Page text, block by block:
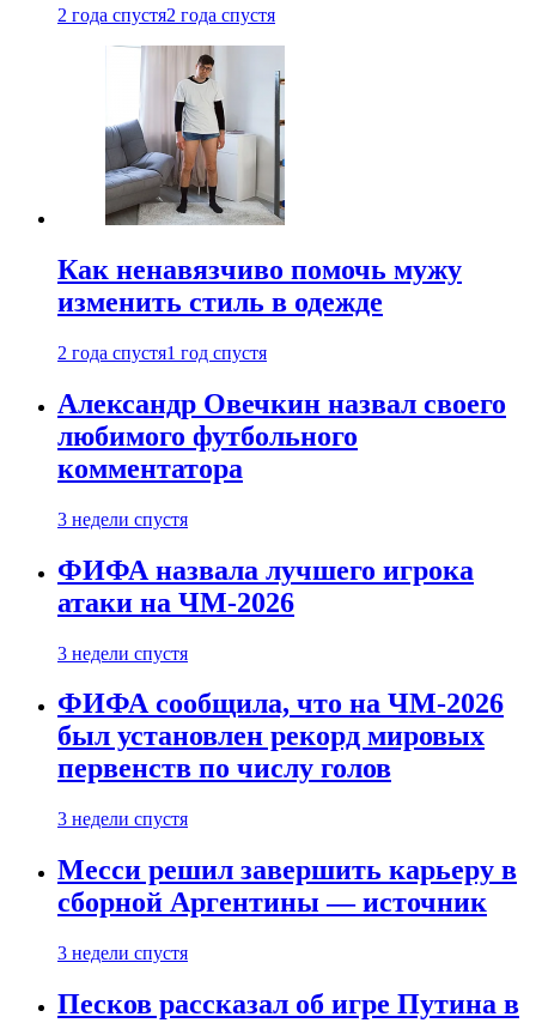
2 года спустя2 года спустя
Как ненавязчиво помочь мужу
изменить стиль в одежде
2 года спустя1 год спустя
Александр Овечкин назвал своего
любимого футбольного
комментатора
3 недели спустя
ФИФА назвала лучшего игрока
атаки на ЧМ-2026
3 недели спустя
ФИФА сообщила, что на ЧМ-2026
был установлен рекорд мировых
первенств по числу голов
3 недели спустя
Месси решил завершить карьеру в
сборной Аргентины — источник
3 недели спустя
Песков рассказал об игре Путина в